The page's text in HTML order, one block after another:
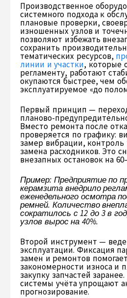
Производственное
системного подхода к
плановые проверки,
изношенных узлов и
позволяют избежать
сохранить
тематических ресурсов,
линии и участки, которые
регламенту, работают
окупаются быстрее, чем
эксплуатируемое «до
Первый принцип —
планово-
Вместо ремонта после
проверяется по графику:
замер вибрации,
замена расходников. Это
внезапных остановок на
Пример: Предприятие по
керамзита внедрило
еженедельного осмотра
ремней. Количество
сократилось с 12 до 3 в
узлов вырос на 40%.
Второй инструмент —
эксплуатации. Фиксация
замен и ремонтов
закономерности износа и
закупку запчастей
системы учёта упрощают
прогнозирование.